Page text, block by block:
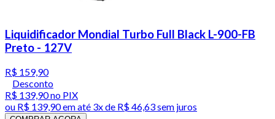
Liquidificador Mondial Turbo Full Black L-900-FB
Preto - 127V
R$ 159,90
Desconto
R$ 139,90no PIX
ou R$ 139,90em até 3x de R$ 46,63 sem juros